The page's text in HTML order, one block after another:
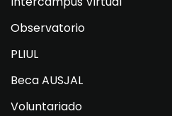
Observatorio
PLIUL
Beca AUSJAL
Voluntariado